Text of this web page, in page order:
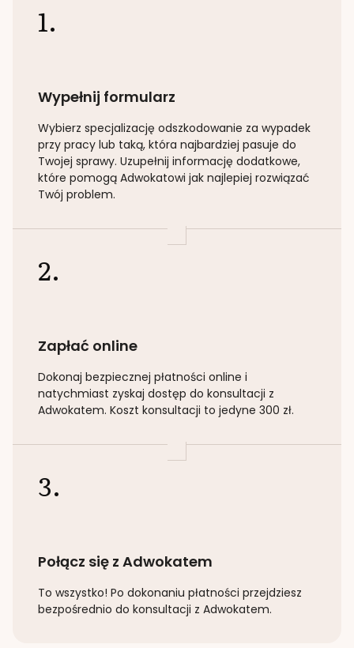
1.
Wypełnij formularz
Wybierz specjalizację odszkodowanie za wypadek
przy pracy lub taką, która najbardziej pasuje do
Twojej sprawy. Uzupełnij informację dodatkowe,
które pomogą Adwokatowi jak najlepiej rozwiązać
Twój problem.
2.
Zapłać online
Dokonaj bezpiecznej płatności online i
natychmiast zyskaj dostęp do konsultacji z
Adwokatem. Koszt konsultacji to jedyne 300 zł.
3.
Połącz się z Adwokatem
To wszystko! Po dokonaniu płatności przejdziesz
bezpośrednio do konsultacji z Adwokatem.